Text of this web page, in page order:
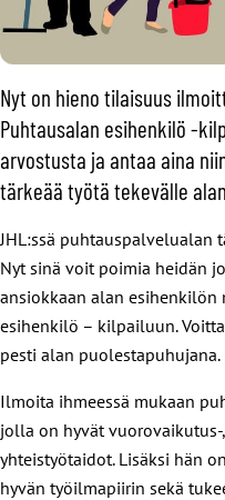
Nyt on hieno tilaisuus
Puhtausalan esihenkilö -
arvostusta ja antaa aina
tärkeää työtä tekevälle
JHL:ssä puhtauspalvelualan
Nyt sinä voit poimia heidän
ansiokkaan alan esihenkilön
esihenkilö – kilpailuun.
pesti alan puolestapuhujana.
Ilmoita ihmeessä mukaan
jolla on hyvät
yhteistyötaidot. Lisäksi hän
hyvän työilmapiirin sekä